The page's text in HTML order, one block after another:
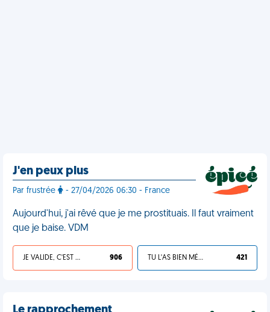
J'en peux plus
Par frustrée - 27/04/2026 06:30 - France
Aujourd'hui, j'ai rêvé que je me prostituais. Il faut vraiment
que je baise. VDM
JE VALIDE, C'EST UNE VDM 906 TU L'AS BIEN MÉRITÉ 421